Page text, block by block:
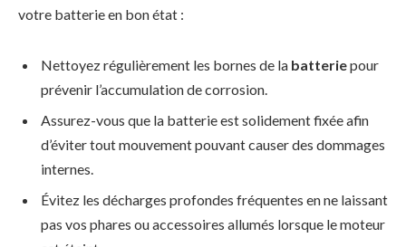
votre batterie en bon état :
Nettoyez régulièrement les bornes de la batteriepour
prévenir l’accumulation de corrosion.
Assurez-vous que la batterie est solidement fixée afin
d’éviter tout mouvement pouvant causer des dommages
internes.
Évitez les décharges profondes fréquentes en ne laissant
pas vos phares ou accessoires allumés lorsque le moteur